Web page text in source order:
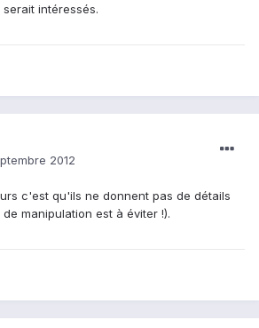
intéressés.
2012
c'est qu'ils ne donnent pas de détails
manipulation est à éviter !).